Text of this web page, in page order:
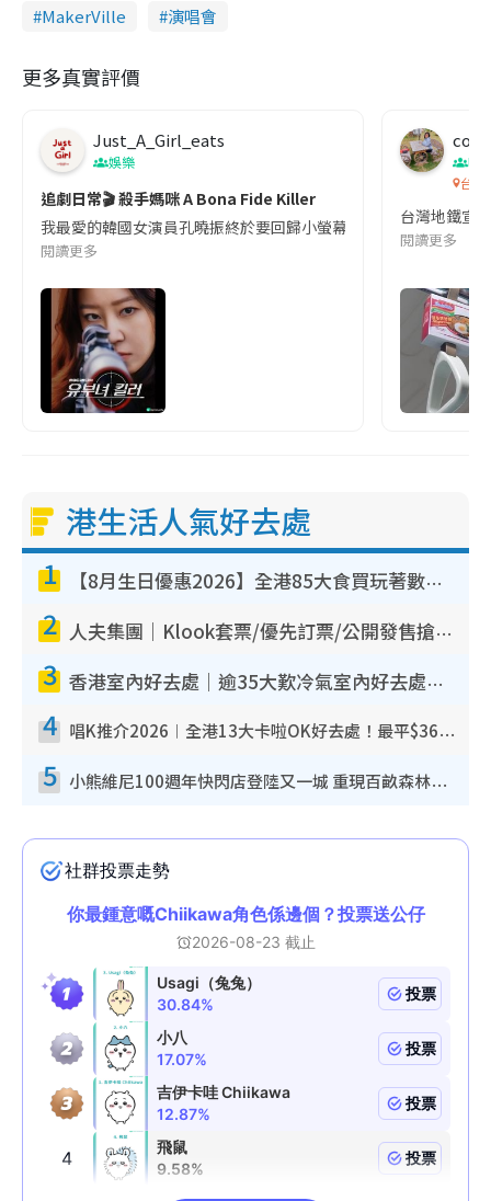
MakerVille 演唱會
更多真實評價
Just_A_Girl_eats
娛樂
追劇日常🎬 殺手媽咪 A Bona Fide Killer
我最愛的韓國女演員孔曉振終於要回歸小螢幕啦!這次的劇本改編
閱讀更多
co
吹
台灣
台灣地鐵宣
閱讀更多
港生活人氣好去處
1 【8月生日優惠2026】全港85大食買玩著數攻略 自助餐/火鍋放題同行免費＋誠品/DONKI送現金券
2 人夫集團｜Klook套票/優先訂票/公開發售搶飛攻略！附票價.購票連結.場地座位表
3 香港室內好去處｜逾35大歎冷氣室內好去處推介 室內活動免費避雨無懼落雨
4 唱K推介2026︱全港13大卡啦OK好去處！最平$36起 日文K都有！(附地址+收費詳情)
5 小熊維尼100週年快閃店登陸又一城 重現百畝森林經典場景／獨家限定盲盒登場／專屬DIY香水